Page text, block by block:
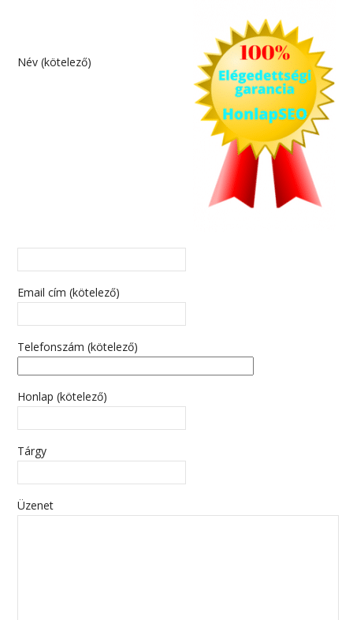
Név (kötelező)
Email cím (kötelező)
Telefonszám (kötelező)
Honlap (kötelező)
Tárgy
Üzenet